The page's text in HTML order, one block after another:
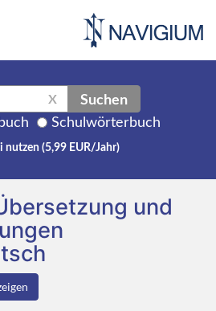
X Suchen
Schulwörterbuch
nutzen (5,99 EUR/Jahr)
und